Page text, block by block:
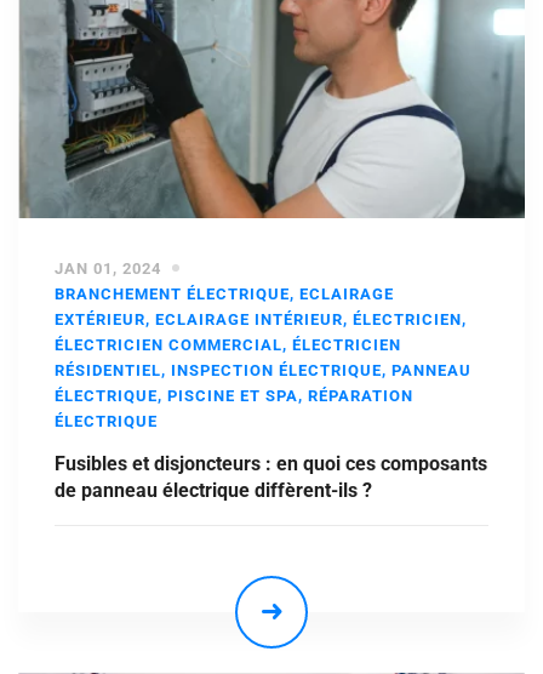
JAN 01, 2024
BRANCHEMENT ÉLECTRIQUE, ECLAIRAGE
EXTÉRIEUR, ECLAIRAGE INTÉRIEUR, ÉLECTRICIEN,
ÉLECTRICIEN COMMERCIAL, ÉLECTRICIEN
RÉSIDENTIEL, INSPECTION ÉLECTRIQUE, PANNEAU
ÉLECTRIQUE, PISCINE ET SPA, RÉPARATION
ÉLECTRIQUE
Fusibles et disjoncteurs : en quoi ces composants
de panneau électrique diffèrent-ils ?